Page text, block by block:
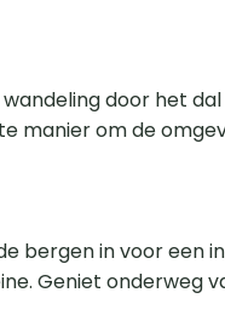
door het
manier om de
bergen in voor een
Geniet onderweg